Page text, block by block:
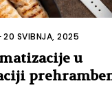
20 SVIBNJA, 2025
u